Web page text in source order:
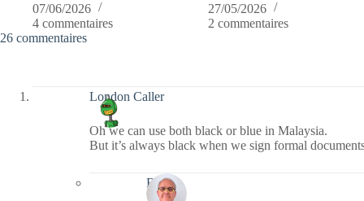
07/06/2026
4 commentaires
27/05/2026
2 commentaires
26 commentaires
London Caller
Oh we can use both black or blue in Malaysia.
But it’s always black when we sign formal
Bernie